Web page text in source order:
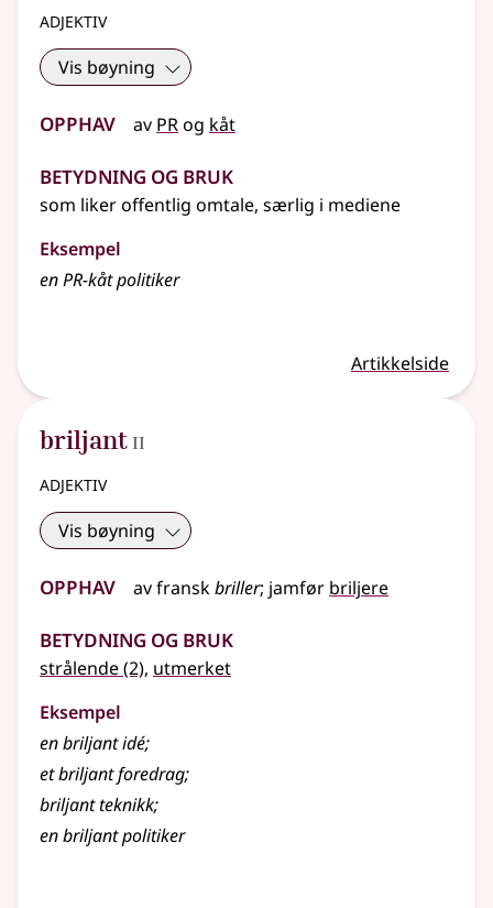
adjektiv
Vis bøyning
Opphav av PRog kåt
Betydning og bruk
som liker offentlig omtale, særlig i mediene
Eksempel
en PR-kåt politiker
Artikkelside
briljant 2
II
adjektiv
Vis bøyning
Opphav avfranskbriller; jamfør briljere
Betydning og bruk
strålende(2), utmerket
Eksempel
enbriljantidé;
etbriljantforedrag;
briljant teknikk;
en briljant politiker